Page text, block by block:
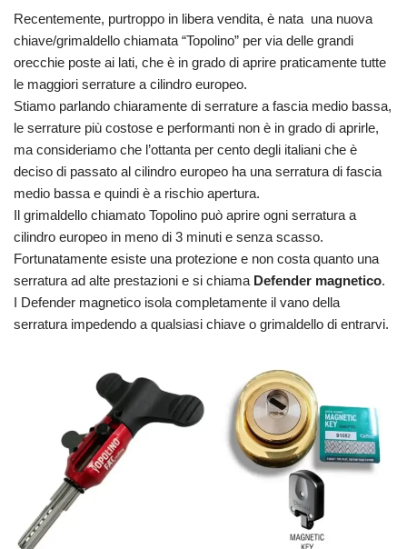
Recentemente, purtroppo in libera vendita, è nata una nuova
chiave/grimaldello chiamata “Topolino” per via delle grandi
orecchie poste ai lati, che è in grado di aprire praticamente tutte
le maggiori serrature a cilindro europeo.
Stiamo parlando chiaramente di serrature a fascia medio bassa,
le serrature più costose e performanti non è in grado di aprirle,
ma consideriamo che l’ottanta per cento degli italiani che è
deciso di passato al cilindro europeo ha una serratura di fascia
medio bassa e quindi è a rischio apertura.
Il grimaldello chiamato Topolino può aprire ogni serratura a
cilindro europeo in meno di 3 minuti e senza scasso.
Fortunatamente esiste una protezione e non costa quanto una
serratura ad alte prestazioni e si chiama Defender magnetico.
I Defender magnetico isola completamente il vano della
serratura impedendo a qualsiasi chiave o grimaldello di entrarvi.